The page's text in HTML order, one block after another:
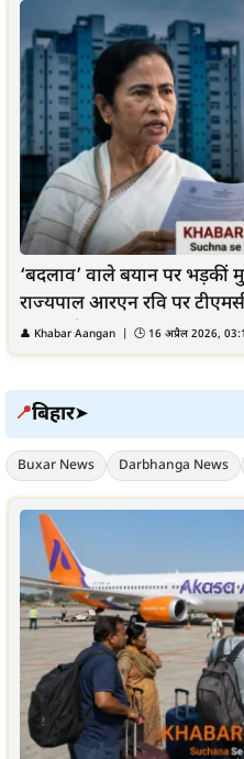
‘बदलाव’ वाले बयान पर
राज्यपाल आरएन रवि पर
बड़ा आरोप
👤 Khabar Aangan | 🕒 16 अप्रैल 2026,
📍बिहार➤
Buxar News Darbhanga News